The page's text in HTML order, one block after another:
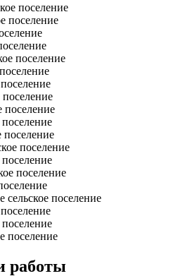
поселение
поселение
поселение
поселение
поселение
поселение
поселение
поселение
поселение
поселение
сельское поселение
поселение
поселение
работы